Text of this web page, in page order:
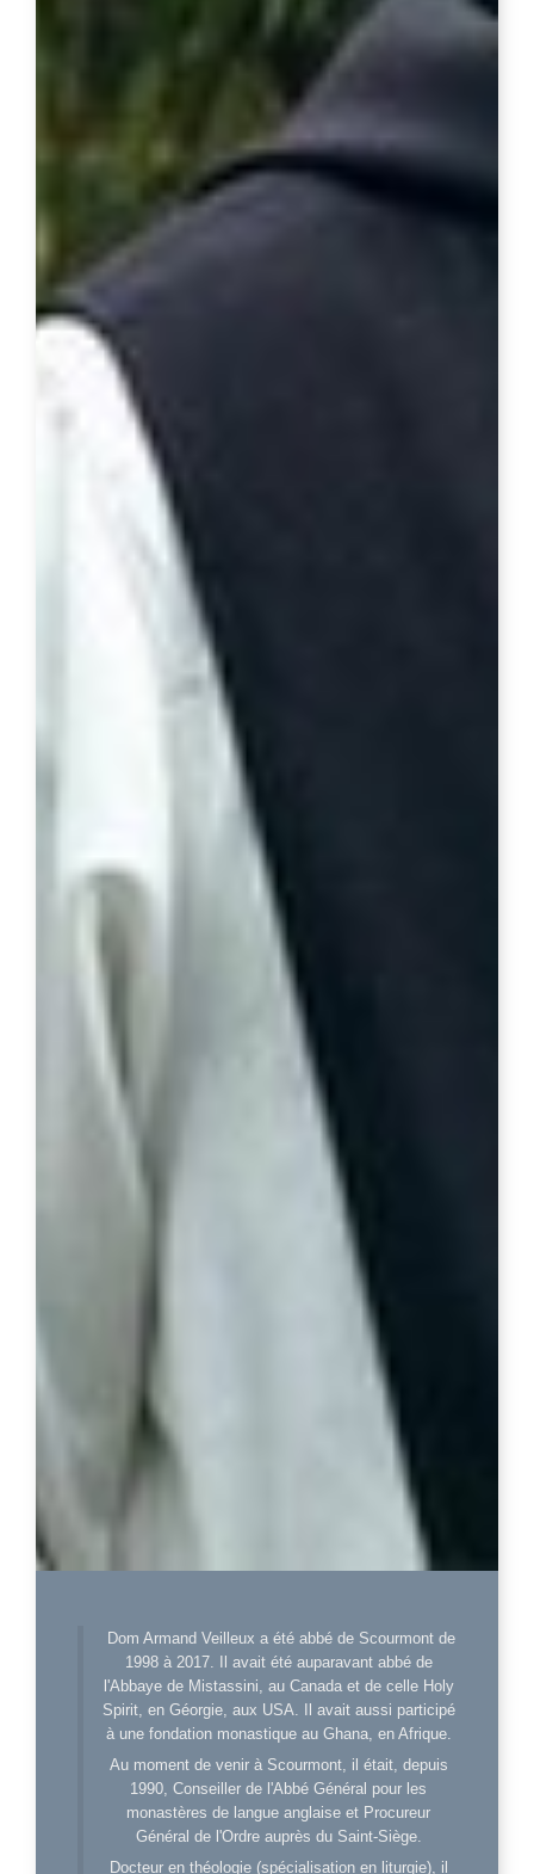
Dom Armand Veilleux a été abbé de Scourmont de
1998 à 2017. Il avait été auparavant abbé de
l'Abbaye de Mistassini, au Canada et de celle Holy
Spirit, en Géorgie, aux USA. Il avait aussi participé
à une fondation monastique au Ghana, en Afrique.
Au moment de venir à Scourmont, il était, depuis
1990, Conseiller de l'Abbé Général pour les
monastères de langue anglaise et Procureur
Général de l'Ordre auprès du Saint-Siège.
Docteur en théologie (spécialisation en liturgie), il